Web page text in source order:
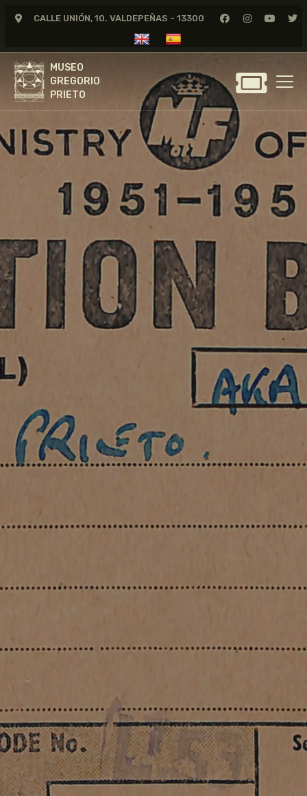
CALLE UNIÓN, 10. VALDEPEÑAS - 13300
MUSEO
GREGORIO
PRIETO
MUSEO
GREGORIO
GREGORIO PRIETO
MUSEO
ARCHIVO
CERTAMEN DE DIBUJO
FUNDACIÓN
TIENDA
NOTICIAS